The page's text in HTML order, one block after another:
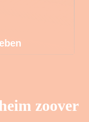
zoover